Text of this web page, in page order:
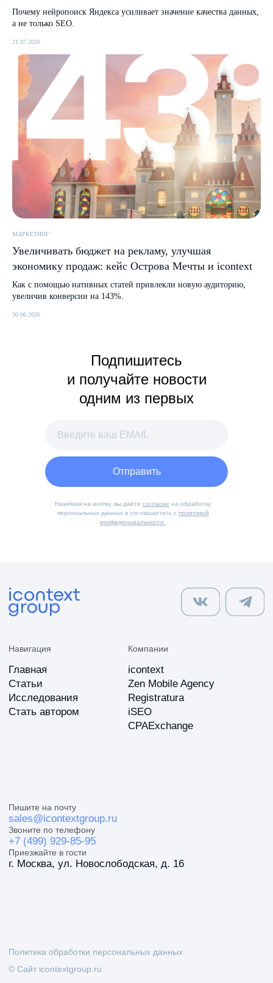
Почему нейропоиск Яндекса усиливает значение качества данных,
а не только SEO.
21.07.2026
МАРКЕТИНГ
Увеличивать бюджет на рекламу, улучшая
экономику продаж: кейс Острова Мечты и icontext
Как с помощью нативных статей привлекли новую аудиторию,
увеличив конверсии на 143%.
30.06.2026
Отправить
Нажимая на кнопку, вы даёте согласие на обработку
персональных данных и соглашаетесь с политикой
конфиденциальности.
Подпишитесь
и получайте новости
одним из первых